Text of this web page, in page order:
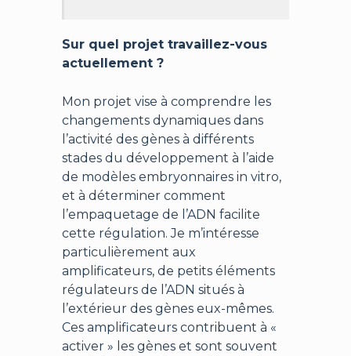
Sur quel projet travaillez-vous
actuellement ?
Mon projet vise à comprendre les
changements dynamiques dans
l’activité des gènes à différents
stades du développement à l’aide
de modèles embryonnaires in vitro,
et à déterminer comment
l’empaquetage de l’ADN facilite
cette régulation. Je m’intéresse
particulièrement aux
amplificateurs, de petits éléments
régulateurs de l’ADN situés à
l’extérieur des gènes eux-mêmes.
Ces amplificateurs contribuent à «
activer » les gènes et sont souvent